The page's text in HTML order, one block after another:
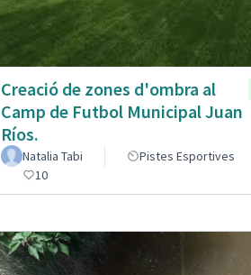
Creació de zones d'ombra al
Camp de Futbol Municipal Juan
Ríos.
Natalia Tabi Pistes Esportives
10